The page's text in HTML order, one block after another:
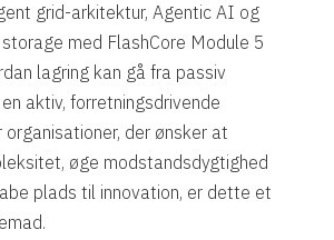
grid-arkitektur, Agentic AI og
med FlashCore Module 5
lagring kan gå fra passiv
aktiv, forretningsdrivende
der ønsker at
øge modstandsdygtighed
plads til innovation, er dette et